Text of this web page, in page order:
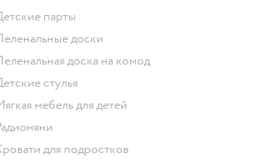
Детские парты
Пеленальные доски
Пеленальная доска на комод
Детские стулья
Мягкая мебель для детей
Радионяни
Кровати для подростков